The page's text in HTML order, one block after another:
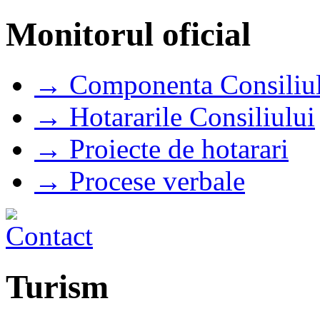
Monitorul oficial
→ Componenta
→ Hotararile Consiliului
→ Proiecte de hotarari
→ Procese verbale
Turism